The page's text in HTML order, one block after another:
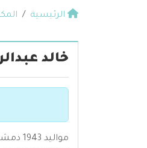
الرئيسية
خالد
مواليد 1943 دمشــق- نشأ في أسرة محافظة – وبعد الدراسة الابتدائية حضر دروس الشيخ " سعيد البرهاني " في جامع التوبة بين عام 1958 الى عام 1960 .